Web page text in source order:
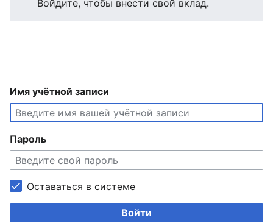
Войдите, чтобы внести свой вклад.
Имя учётной записи
Пароль
Оставаться в системе
Войти